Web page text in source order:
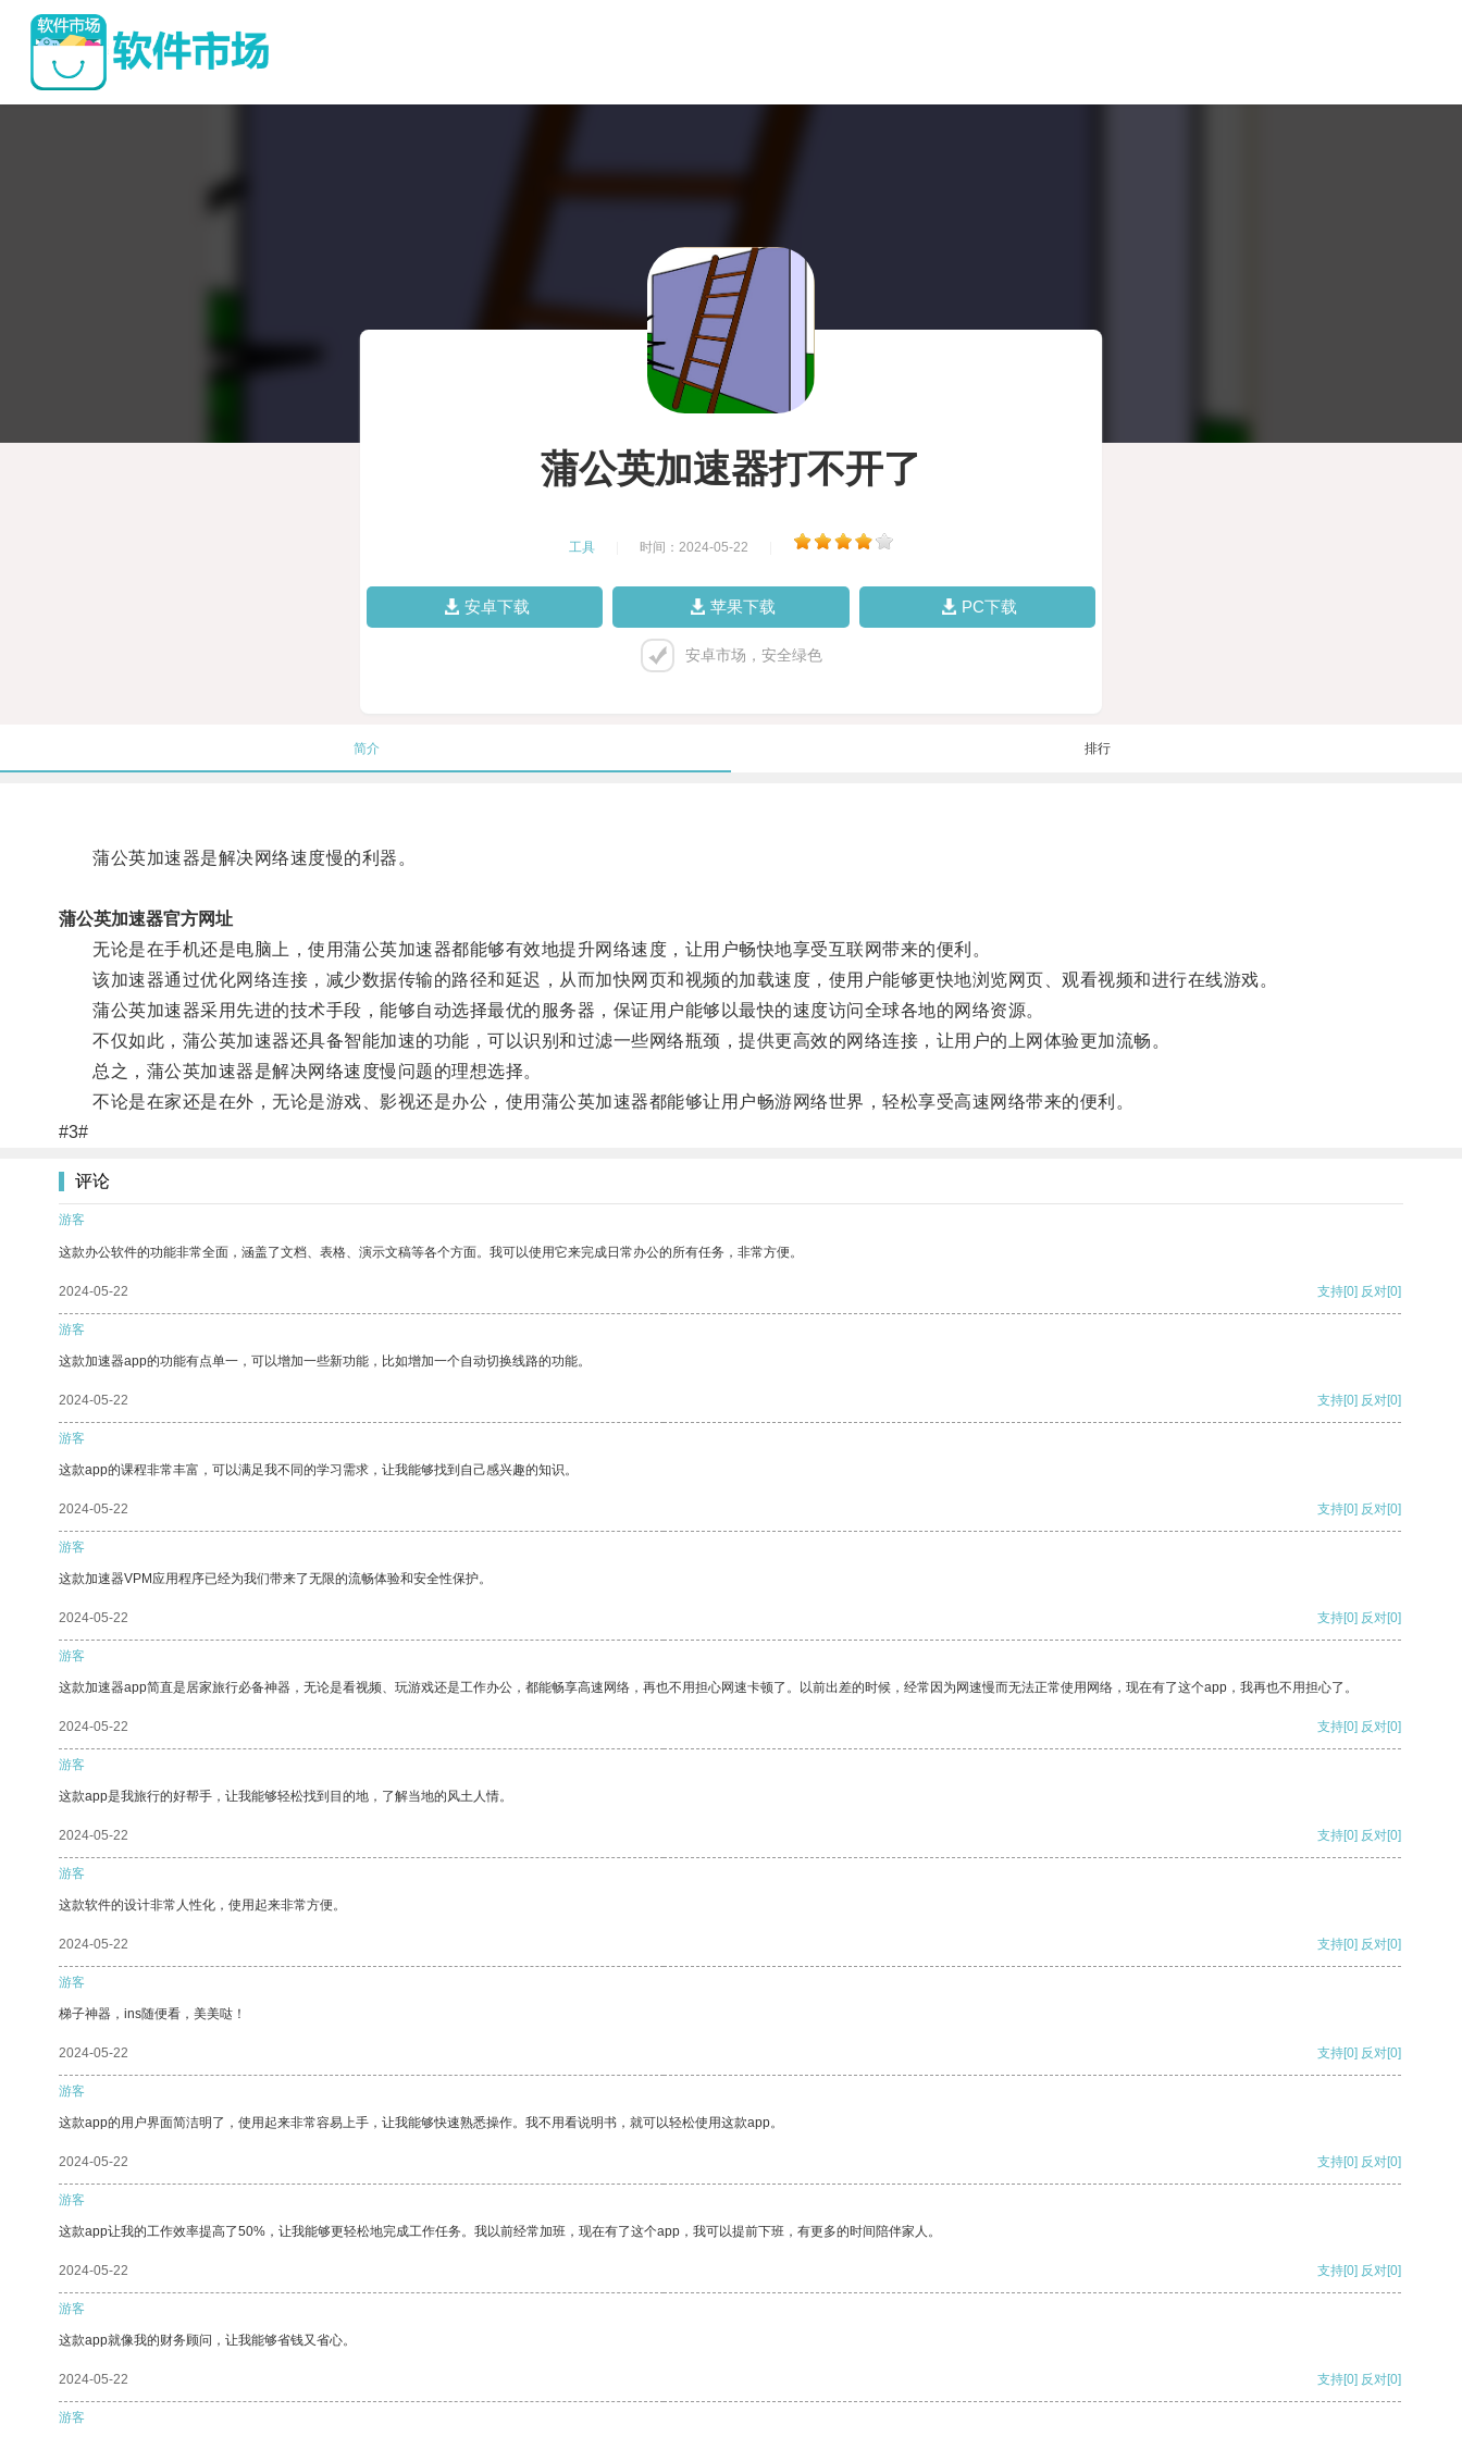
蒲公英加速器打不开了
工具 时间：2024-05-22
安卓下载 苹果下载 PC下载
安卓市场，安全绿色
简介 排行
蒲公英加速器是解决网络速度慢的利器。
蒲公英加速器官方网址
无论是在手机还是电脑上，使用蒲公英加速器都能够有效地提升网络速度，让用户畅快地享受互联网带来的便利。
该加速器通过优化网络连接，减少数据传输的路径和延迟，从而加快网页和视频的加载速度，使用户能够更快地浏览网页、观看视频和进行在线游戏。
蒲公英加速器采用先进的技术手段，能够自动选择最优的服务器，保证用户能够以最快的速度访问全球各地的网络资源。
不仅如此，蒲公英加速器还具备智能加速的功能，可以识别和过滤一些网络瓶颈，提供更高效的网络连接，让用户的上网体验更加流畅。
总之，蒲公英加速器是解决网络速度慢问题的理想选择。
不论是在家还是在外，无论是游戏、影视还是办公，使用蒲公英加速器都能够让用户畅游网络世界，轻松享受高速网络带来的便利。
#3#
评论
游客
这款办公软件的功能非常全面，涵盖了文档、表格、演示文稿等各个方面。我可以使用它来完成日常办公的所有任务，非常方便。
2024-05-22 支持[0] 反对[0]
游客
这款加速器app的功能有点单一，可以增加一些新功能，比如增加一个自动切换线路的功能。
2024-05-22 支持[0] 反对[0]
游客
这款app的课程非常丰富，可以满足我不同的学习需求，让我能够找到自己感兴趣的知识。
2024-05-22 支持[0] 反对[0]
游客
这款加速器VPM应用程序已经为我们带来了无限的流畅体验和安全性保护。
2024-05-22 支持[0] 反对[0]
游客
这款加速器app简直是居家旅行必备神器，无论是看视频、玩游戏还是工作办公，都能畅享高速网络，再也不用担心网速卡顿了。以前出差的时候，经常因为网速慢而无法正常使用网络，现在有了这个app，我再也不用担心了。
2024-05-22 支持[0] 反对[0]
游客
这款app是我旅行的好帮手，让我能够轻松找到目的地，了解当地的风土人情。
2024-05-22 支持[0] 反对[0]
游客
这款软件的设计非常人性化，使用起来非常方便。
2024-05-22 支持[0] 反对[0]
游客
梯子神器，ins随便看，美美哒！
2024-05-22 支持[0] 反对[0]
游客
这款app的用户界面简洁明了，使用起来非常容易上手，让我能够快速熟悉操作。我不用看说明书，就可以轻松使用这款app。
2024-05-22 支持[0] 反对[0]
游客
这款app让我的工作效率提高了50%，让我能够更轻松地完成工作任务。我以前经常加班，现在有了这个app，我可以提前下班，有更多的时间陪伴家人。
2024-05-22 支持[0] 反对[0]
游客
这款app就像我的财务顾问，让我能够省钱又省心。
2024-05-22 支持[0] 反对[0]
游客